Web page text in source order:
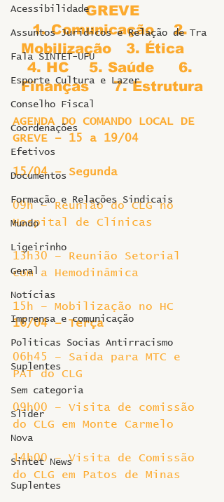
Acessibilidade
Assuntos Jurídicos e Relação de Tra
Fala SINTET-UFU
Esporte Cultura e Lazer
Conselho Fiscal
Coordenações
Efetivos
Documentos
Formação e Relações Sindicais
Mundo
Ligeirinho
Geral
Notícias
Imprensa e comunicação
Politicas Socias Antirracismo
Suplentes
Sem categoria
Slider
Nova
Sintet News
Suplentes
GREVE
1. Comunicação    2.
Mobilização   3. Ética
4. HC    5. Saúde     6.
Finanças     7. Estrutura
AGENDA DO COMANDO LOCAL DE
GREVE – 15 a 19/04
15/04 – Segunda
09h – Reunião do CLG no
Hospital de Clínicas
13h30 – Reunião Setorial
com a Hemodinâmica
15h – Mobilização no HC
16/04 – Terça
06h45 – Saída para MTC e
PAT do CLG
09h00 – Visita de comissão
do CLG em Monte Carmelo
14h00 – Visita de Comissão
do CLG em Patos de Minas